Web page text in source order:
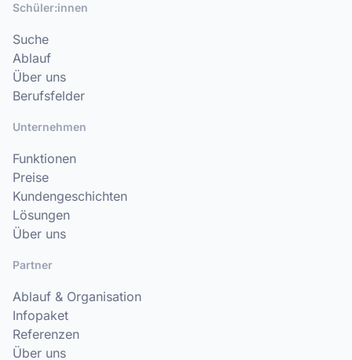
Schüler:innen
Suche
Ablauf
Über uns
Berufsfelder
Unternehmen
Funktionen
Preise
Kundengeschichten
Lösungen
Über uns
Partner
Ablauf & Organisation
Infopaket
Referenzen
Über uns